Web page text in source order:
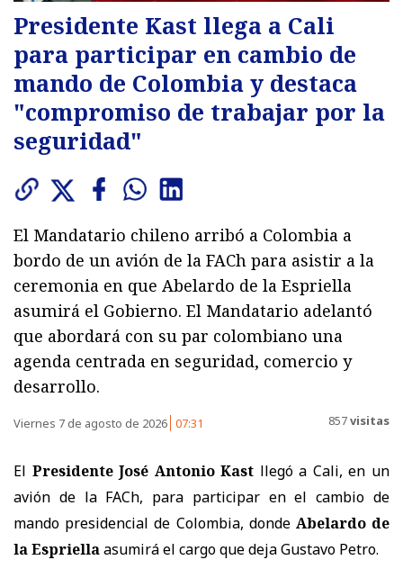
Presidente Kast llega a Cali
para participar en cambio de
mando de Colombia y destaca
"compromiso de trabajar por la
seguridad"
El Mandatario chileno arribó a Colombia a
bordo de un avión de la FACh para asistir a la
ceremonia en que Abelardo de la Espriella
asumirá el Gobierno. El Mandatario adelantó
que abordará con su par colombiano una
agenda centrada en seguridad, comercio y
desarrollo.
Viernes 7 de agosto de 2026 07:31 857visitas
El Presidente José Antonio Kast llegó a Cali, en un
avión de la FACh, para participar en el cambio de
mando presidencial de Colombia, donde Abelardo de
la Espriellaasumirá el cargo que deja Gustavo Petro.